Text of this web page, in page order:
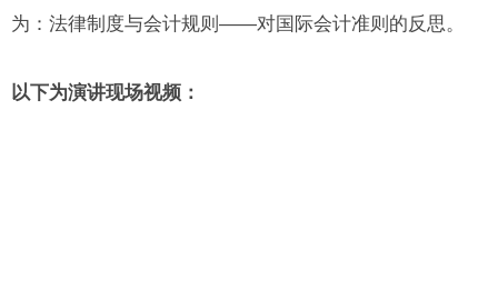
为：法律制度与会计规则——对国际会计准则的反思。
以下为演讲现场视频：